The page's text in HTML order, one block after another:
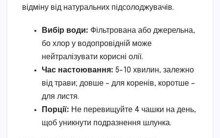
відміну від натуральних підсолоджувачів.
Вибір води: Фільтрована або джерельна,
бо хлор у водопровідній може
нейтралізувати корисні олії.
Час настоювання: 5-10 хвилин, залежно
від трави; довше – для коренів, коротше –
для листя.
Порції: Не перевищуйте 4 чашки на день,
щоб уникнути подразнення шлунка.